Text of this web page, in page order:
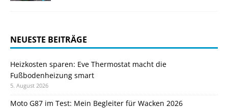
NEUESTE BEITRÄGE
Heizkosten sparen: Eve Thermostat macht die
Fußbodenheizung smart
5. August 2026
Moto G87 im Test: Mein Begleiter für Wacken 2026